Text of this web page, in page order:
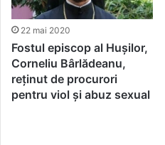
22 mai 2020
Fostul episcop al Hușilor,
Corneliu Bârlădeanu,
reținut de procurori
pentru viol și abuz sexual